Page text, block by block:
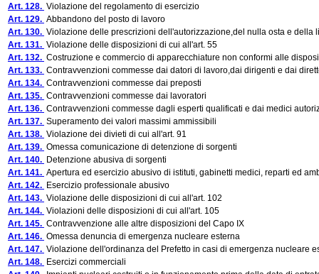
Art. 128. Violazione del regolamento di esercizio
Art. 129. Abbandono del posto di lavoro
Art. 130. Violazione delle prescrizioni dell'autorizzazione,del nulla osta e della
Art. 131. Violazione delle disposizioni di cui all'art. 55
Art. 132. Costruzione e commercio di apparecchiature non conformi alle
Art. 133. Contravvenzioni commesse dai datori di lavoro,dai dirigenti e dai
Art. 134. Contravvenzioni commesse dai preposti
Art. 135. Contravvenzioni commesse dai lavoratori
Art. 136. Contravvenzioni commesse dagli esperti qualificati e dai medici
Art. 137. Superamento dei valori massimi ammissibili
Art. 138. Violazione dei divieti di cui all'art. 91
Art. 139. Omessa comunicazione di detenzione di sorgenti
Art. 140. Detenzione abusiva di sorgenti
Art. 141. Apertura ed esercizio abusivo di istituti, gabinetti medici, reparti ed
Art. 142. Esercizio professionale abusivo
Art. 143. Violazione delle disposizioni di cui all'art. 102
Art. 144. Violazioni delle disposizioni di cui all'art. 105
Art. 145. Contravvenzione alle altre disposizioni del Capo IX
Art. 146. Omessa denuncia di emergenza nucleare esterna
Art. 147. Violazione dell'ordinanza del Prefetto in casi di emergenza nucleare
Art. 148. Esercizi commerciali